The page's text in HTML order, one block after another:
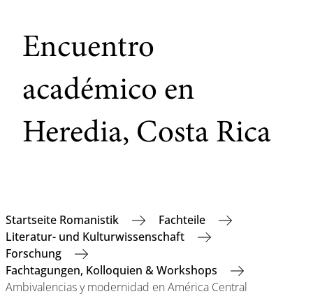
Encuentro
académico en
Heredia, Costa Rica
Startseite Romanistik
Fachteile
Literatur- und Kulturwissenschaft
Forschung
Fachtagungen, Kolloquien & Workshops
Ambivalencias y modernidad en América Central